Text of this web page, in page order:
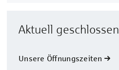
Aktuell geschlossen
Unsere Öffnungszeiten